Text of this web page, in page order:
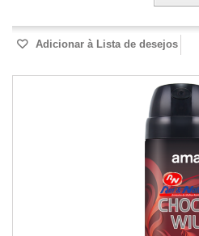
Adicionar à Lista de desejos